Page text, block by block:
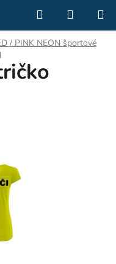
Hľadať
KOŠÍK
/ PINK NEON športové